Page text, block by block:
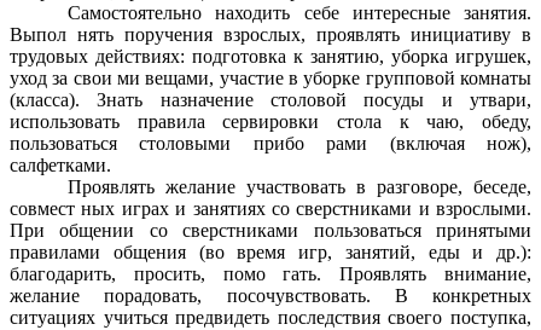
Самостоятельно находить себе интересные занятия.
Выпол нять поручения взрослых, проявлять инициативу в
трудовых действиях: подготовка к занятию, уборка игрушек,
уход за свои ми вещами, участие в уборке групповой комнаты
(класса). Знать назначение столовой посуды и утвари,
использовать правила сервировки стола к чаю, обеду,
пользоваться столовыми прибо рами (включая нож),
салфетками.
Проявлять желание участвовать в разговоре, беседе,
совмест ных играх и занятиях со сверстниками и взрослыми.
При общении со сверстниками пользоваться принятыми
правилами общения (во время игр, занятий, еды и др.):
благодарить, просить, помо гать. Проявлять внимание,
желание порадовать, посочувствовать. В конкретных
ситуациях учиться предвидеть последствия своего поступка,